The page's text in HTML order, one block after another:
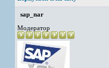
sap_nar
Модератор